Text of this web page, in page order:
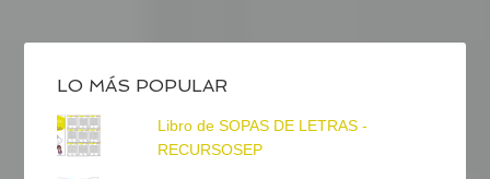
LO MÁS POPULAR
Libro de SOPAS DE LETRAS -
RECURSOSEP